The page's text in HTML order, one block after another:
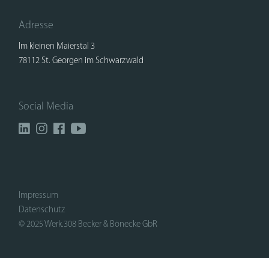
Adresse
Im kleinen Maierstal 3
78112 St. Georgen im Schwarzwald
Social Media
Impressum
Datenschutz
© 2025 Werk.308 Becker & Bönecke GbR